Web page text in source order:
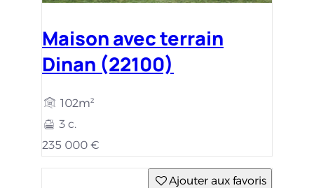
Maison avec terrain
Dinan (22100)
102m²
3 c.
235 000 €
Ajouter aux favoris